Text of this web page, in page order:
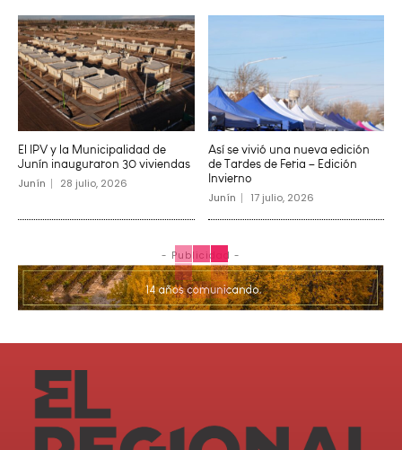
El IPV y la Municipalidad de
Junín inauguraron 30 viviendas
Junín 28 julio, 2026
Así se vivió una nueva edición
de Tardes de Feria – Edición
Invierno
Junín 17 julio, 2026
- Publicidad -